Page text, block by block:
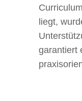
liegt,
garantiert